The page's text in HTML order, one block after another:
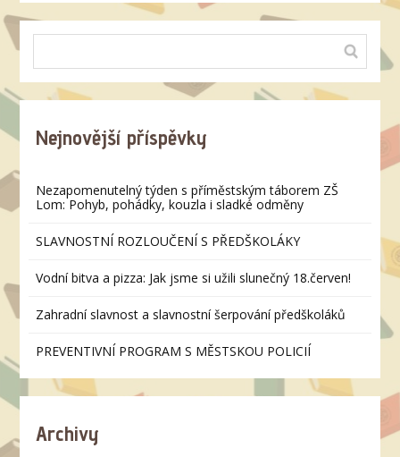
Nejnovější příspěvky
Nezapomenutelný týden s příměstským táborem ZŠ
Lom: Pohyb, pohádky, kouzla i sladké odměny
SLAVNOSTNÍ ROZLOUČENÍ S PŘEDŠKOLÁKY
Vodní bitva a pizza: Jak jsme si užili slunečný 18.červen!
Zahradní slavnost a slavnostní šerpování předškoláků
PREVENTIVNÍ PROGRAM S MĚSTSKOU POLICIÍ
Archivy